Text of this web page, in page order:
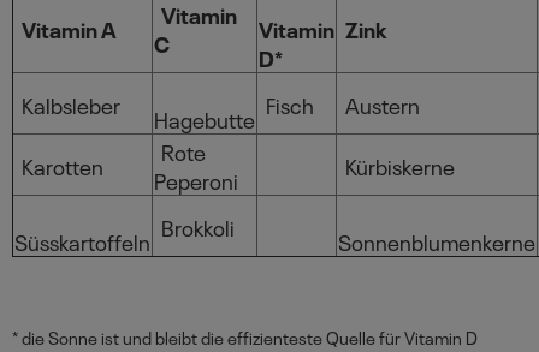
Vitamin A
Vitamin
C
Vitamin
D*
Zink
Kalbsleber Hagebutte Fisch
Austern
Karotten
Rote
Peperoni
Kürbiskerne
Süsskartoffeln Brokkoli Sonnenblumenkerne
* die Sonne ist und bleibt die effizienteste Quelle für Vitamin D